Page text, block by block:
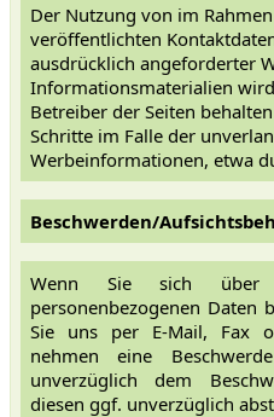
Der Nutzung von im
veröffentlichten
ausdrücklich angeforderter
Informationsmaterialien
Betreiber der Seiten
Schritte im Falle der
Werbeinformationen, etwa
Beschwerden/
Wenn Sie sich über
personenbezogenen Daten
Sie uns per E-Mail, Fax
nehmen eine
unverzüglich dem
diesen ggf. unverzüglich